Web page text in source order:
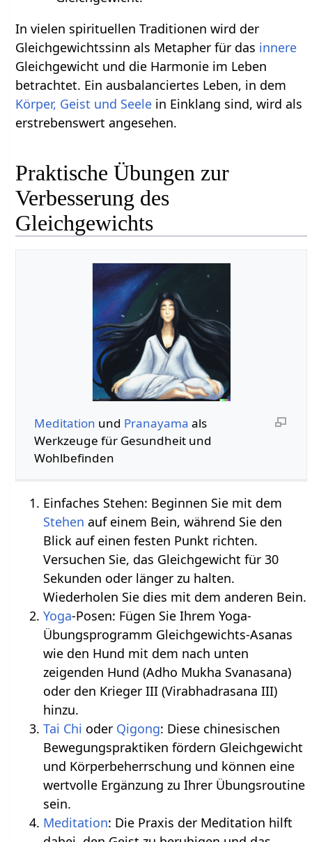
In vielen spirituellen Traditionen wird der
Gleichgewichtssinn als Metapher für das innere
Gleichgewicht und die Harmonie im Leben
betrachtet. Ein ausbalanciertes Leben, in dem
Körper, Geist und Seele in Einklang sind, wird als
erstrebenswert angesehen.
Praktische Übungen zur
Verbesserung des
Gleichgewichts
Meditation und Pranayama als
Werkzeuge für Gesundheit und
Wohlbefinden
Einfaches Stehen: Beginnen Sie mit dem
Stehen auf einem Bein, während Sie den
Blick auf einen festen Punkt richten.
Versuchen Sie, das Gleichgewicht für 30
Sekunden oder länger zu halten.
Wiederholen Sie dies mit dem anderen Bein.
Yoga-Posen: Fügen Sie Ihrem Yoga-
Übungsprogramm Gleichgewichts-Asanas
wie den Hund mit dem nach unten
zeigenden Hund (Adho Mukha Svanasana)
oder den Krieger III (Virabhadrasana III)
hinzu.
Tai Chi oder Qigong: Diese chinesischen
Bewegungspraktiken fördern Gleichgewicht
und Körperbeherrschung und können eine
wertvolle Ergänzung zu Ihrer Übungsroutine
sein.
Meditation: Die Praxis der Meditation hilft